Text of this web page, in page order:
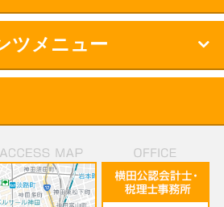
ツメニュー